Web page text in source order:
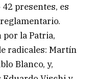
presentes, es
por la Patria,
radicales: Martín
Blanco, y,